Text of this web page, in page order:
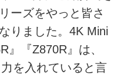
ーズをやっと皆さ
りました。4K Mini
』『Z870R』は、
を入れていると言